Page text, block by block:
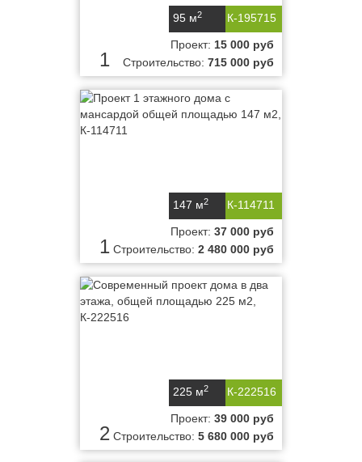
К-195715
95 м2
1
Проект: 15 000 руб
Строительство: 715 000 руб
К-114711
147 м2
1
Проект: 37 000 руб
Строительство: 2 480 000 руб
К-222516
225 м2
2
Проект: 39 000 руб
Строительство: 5 680 000 руб